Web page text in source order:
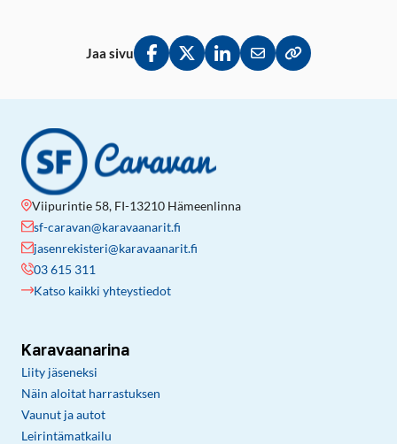
Jaa sivu
Jaa Facebookissa
Jaa Twitterissä
Jaa LinkedInissä
Jaa sähköpostitse
Kopioi linkki
Viipurintie 58, FI-13210 Hämeenlinna
sf-caravan@karavaanarit.fi
jasenrekisteri@karavaanarit.fi
03 615 311
Katso kaikki yhteystiedot
Karavaanarina
Liity jäseneksi
Näin aloitat harrastuksen
Vaunut ja autot
Leirintämatkailu